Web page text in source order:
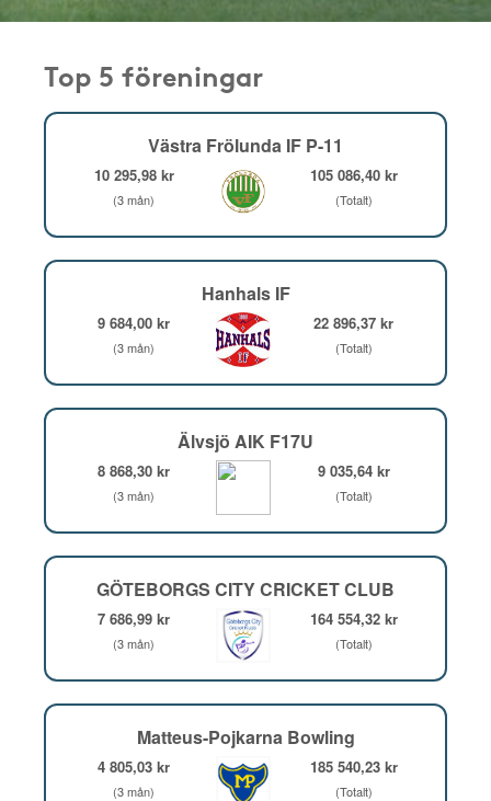
Top 5 föreningar
Västra Frölunda IF P-11
10 295,98 kr
(3 mån)
105 086,40 kr
(Totalt)
Hanhals IF
9 684,00 kr
(3 mån)
22 896,37 kr
(Totalt)
Älvsjö AIK F17U
8 868,30 kr
(3 mån)
9 035,64 kr
(Totalt)
GÖTEBORGS CITY CRICKET CLUB
7 686,99 kr
(3 mån)
164 554,32 kr
(Totalt)
Matteus-Pojkarna Bowling
4 805,03 kr
(3 mån)
185 540,23 kr
(Totalt)